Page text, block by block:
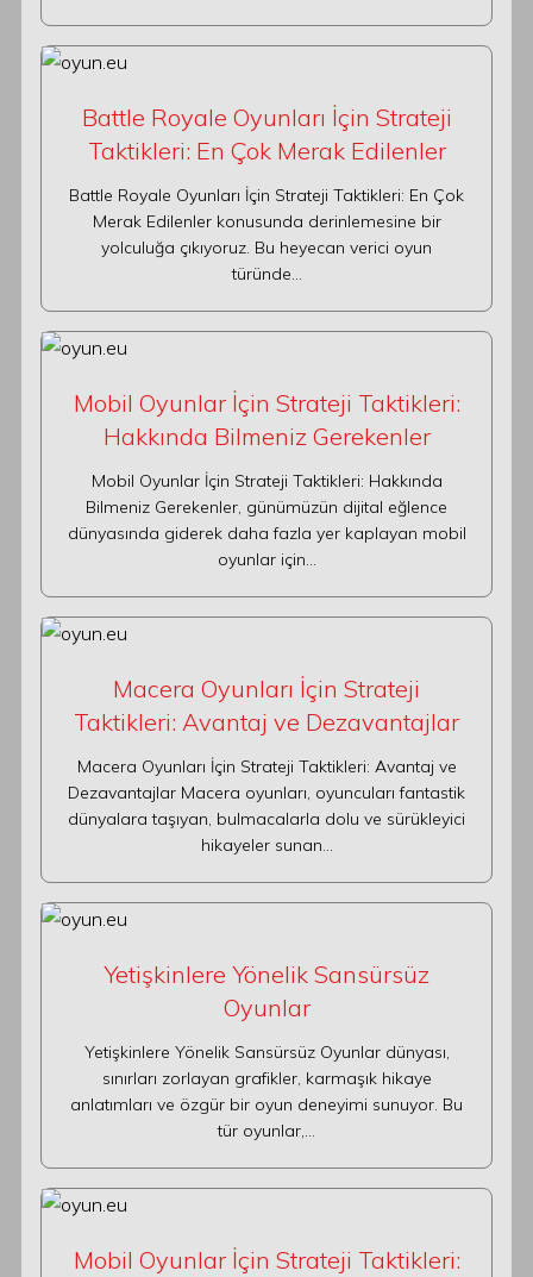
Battle Royale Oyunları İçin Strateji
Taktikleri: En Çok Merak Edilenler
Battle Royale Oyunları İçin Strateji Taktikleri: En Çok
Merak Edilenler konusunda derinlemesine bir
yolculuğa çıkıyoruz. Bu heyecan verici oyun
türünde…
Mobil Oyunlar İçin Strateji Taktikleri:
Hakkında Bilmeniz Gerekenler
Mobil Oyunlar İçin Strateji Taktikleri: Hakkında
Bilmeniz Gerekenler, günümüzün dijital eğlence
dünyasında giderek daha fazla yer kaplayan mobil
oyunlar için…
Macera Oyunları İçin Strateji
Taktikleri: Avantaj ve Dezavantajlar
Macera Oyunları İçin Strateji Taktikleri: Avantaj ve
Dezavantajlar Macera oyunları, oyuncuları fantastik
dünyalara taşıyan, bulmacalarla dolu ve sürükleyici
hikayeler sunan…
Yetişkinlere Yönelik Sansürsüz
Oyunlar
Yetişkinlere Yönelik Sansürsüz Oyunlar dünyası,
sınırları zorlayan grafikler, karmaşık hikaye
anlatımları ve özgür bir oyun deneyimi sunuyor. Bu
tür oyunlar,…
Mobil Oyunlar İçin Strateji Taktikleri: